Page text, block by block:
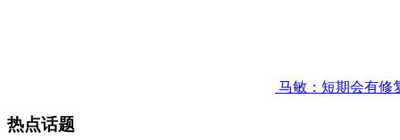
马敏：短期会有修
热点话题